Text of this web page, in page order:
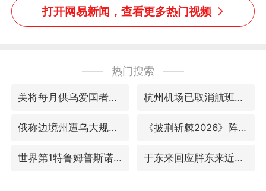
打开网易新闻，查看更多热门视频
热门搜索
美将每月供乌爱国者拦截导弹 杭州机场已取消航班388架次
俄称边境州遭乌大规模袭击已致13伤 《披荆斩棘2026》阵容官宣
世界第1特鲁姆普斯诺克中国赛一轮游 于东来回应胖东来近25年老店年底关闭